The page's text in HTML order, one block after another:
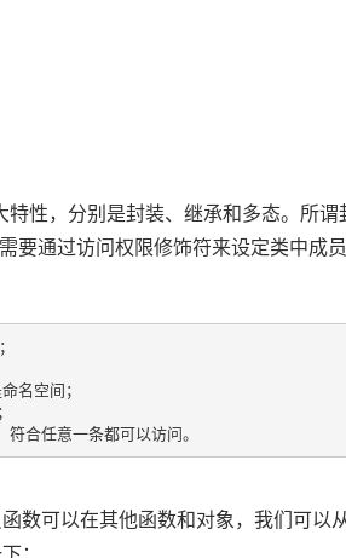
性，分别是封装、继承和多态。所谓
要通过访问权限修饰符来设定类中成
名空间；
数可以在其他函数和对象，我们可以
：